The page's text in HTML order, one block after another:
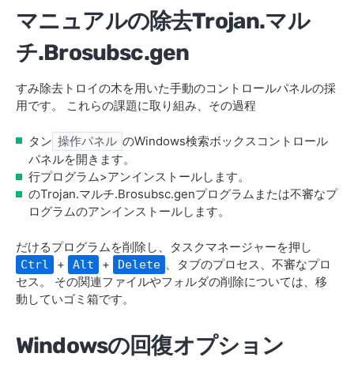
マニュアルの除去Trojan.マル
チ.Brosubsc.gen
すみ除去トロイの木を用いた手動のコントロールパネルの採
用です。 これらの課題に取り組み、その過程
タン 操作パネル のWindows検索ボックスコントロール
パネルを開きます。
行プログラム>アンインストールします。
のTrojan.マルチ.Brosubsc.genプログラムまたは不審なプ
ログラムのアンインストールします。
だけるプログラムを削除し、タスクマネージャーを押し
Ctrl + Alt + Delete
、タブのプロセス、不審なプロ
セス。 その関連ファイルやフォルダの削除については、移
動していゴミ箱です。
Windowsの回復オプション